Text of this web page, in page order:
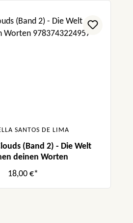
SANTOS DE LIMA
(Band 2) - Die Welt
deinen Worten
18,00 €*